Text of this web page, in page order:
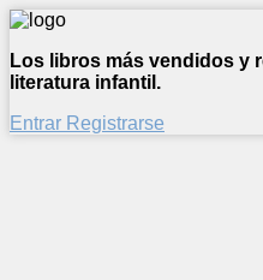
Los libros más vendidos y
literatura infantil.
Entrar Registrarse